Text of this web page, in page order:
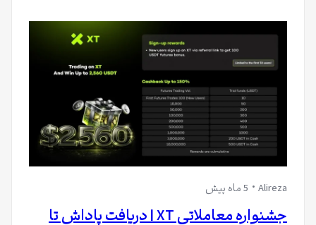
Alireza 5 ماه پیش
جشنواره معاملاتی XT | دریافت پاداش تا